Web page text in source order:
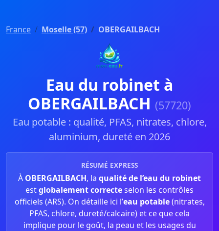
France Moselle (57) OBERGAILBACH
Eau du robinet à
OBERGAILBACH (57720)
Eau potable : qualité, PFAS, nitrates, chlore,
aluminium, dureté en 2026
RÉSUMÉ EXPRESS
À OBERGAILBACH, la qualité de l’eau du robinet
estglobalement correcteselon les contrôles
officiels (ARS). On détaille ici l’eau potable(nitrates,
PFAS, chlore, dureté/calcaire) et ce que cela
implique pour le goût, la peau et les usages du